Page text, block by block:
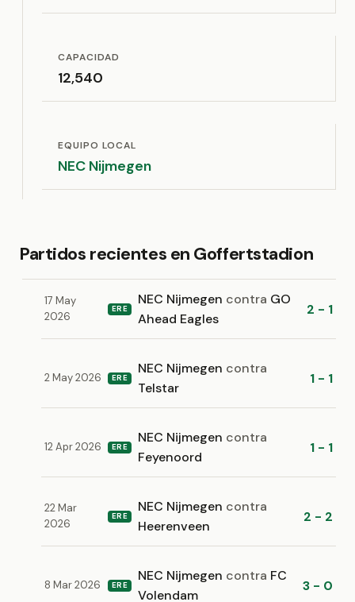
CAPACIDAD
12,540
EQUIPO LOCAL
NEC Nijmegen
Partidos recientes en Goffertstadion
17 May
2026
ERE
NEC Nijmegen contra GO
Ahead Eagles
2 - 1
2 May 2026 ERE
NEC Nijmegen contra
Telstar
1 - 1
12 Apr 2026 ERE
NEC Nijmegen contra
Feyenoord
1 - 1
22 Mar
2026
ERE
NEC Nijmegen contra
Heerenveen
2 - 2
8 Mar 2026 ERE
NEC Nijmegen contra FC
Volendam
3 - 0